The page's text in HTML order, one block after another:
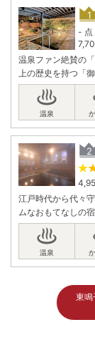
- 点
温泉ファン絶賛の
上の歴史を持つ「
江戸時代から代々
ムなおもてなしの宿
東鳴